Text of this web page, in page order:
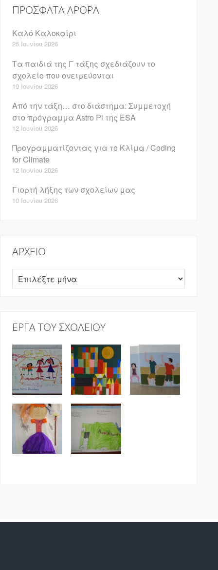
ΠΡΌΣΦΑΤΑ ΆΡΘΡΑ
Καλό Καλοκαίρι
25 Ιουνίου 2026
Τα παιδιά της Γ τάξης σχεδιάζουν το
σχολείο που ονειρεύονται
19 Ιουνίου 2026
Από την τάξη… στο διάστημα: Συμμετοχή
στο πρόγραμμα Astro Pi της ESA
12 Ιουνίου 2026
Προγραμματίζοντας για το Κλίμα / Coding
for Climate
12 Ιουνίου 2026
Γιορτή λήξης των σχολείων μας
10 Ιουνίου 2026
ΑΡΧΕΊΟ
Αρχείο
ΈΡΓΑ ΤΟΥ ΣΧΟΛΕΊΟΥ